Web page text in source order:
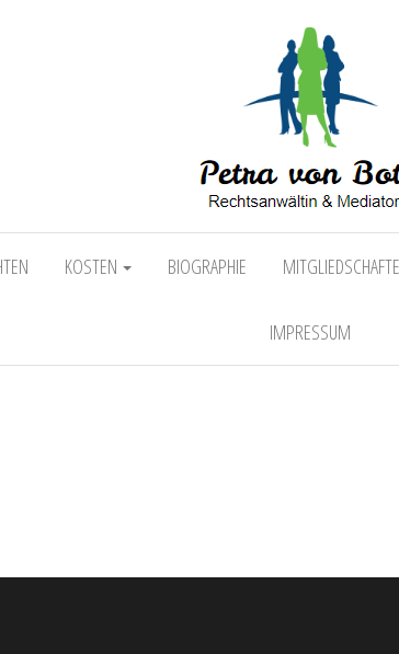
KOSTEN BIOGRAPHIE
IMPRESSUM